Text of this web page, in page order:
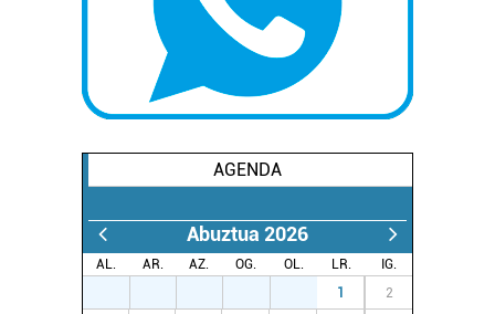
AGENDA
Abuztua 2026
AL. AR. AZ. OG. OL. LR.
IG.
1 2